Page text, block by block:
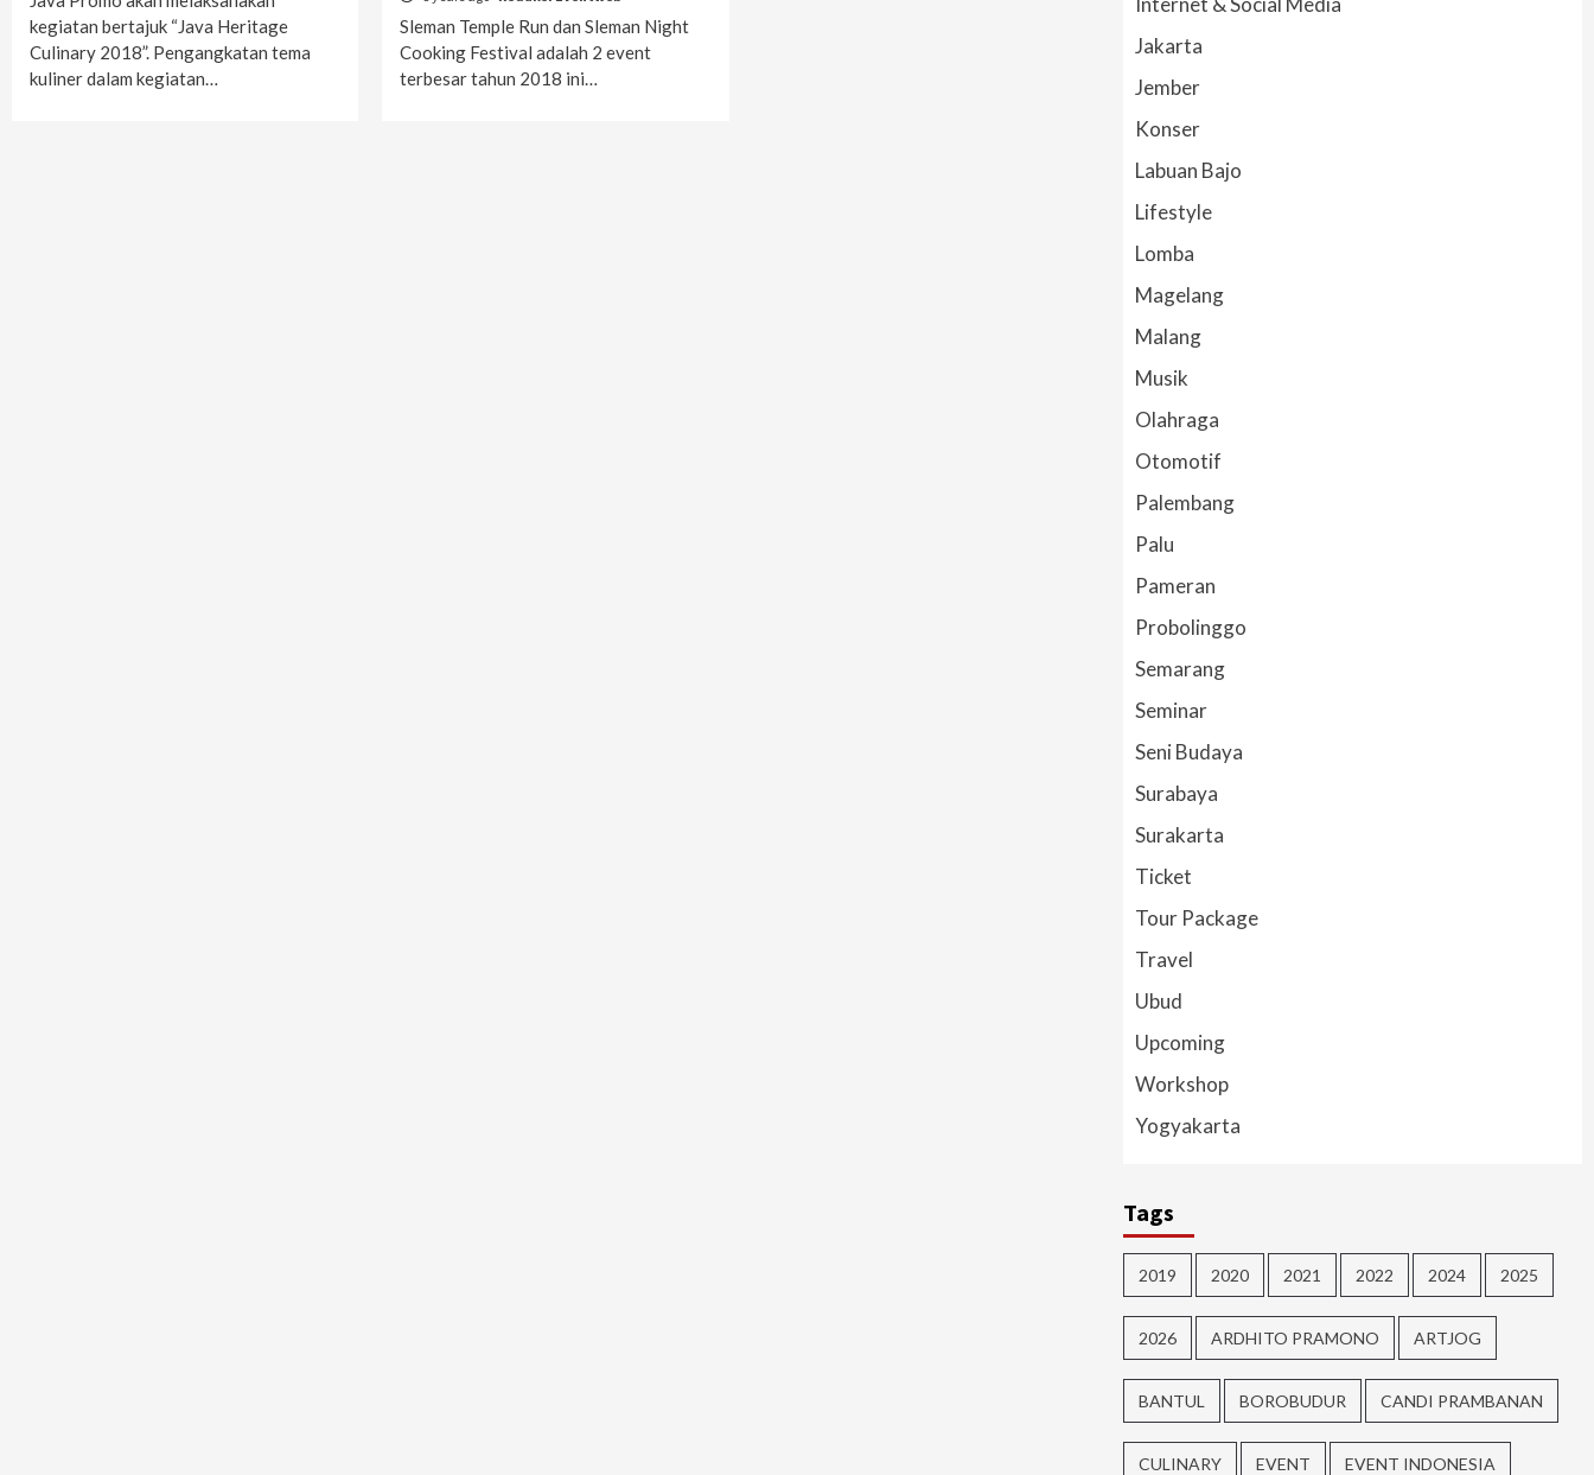
kegiatan bertajuk “Java Heritage
Culinary 2018”. Pengangkatan tema
kuliner dalam kegiatan…
Sleman Temple Run dan Sleman Night
Cooking Festival adalah 2 event
terbesar tahun 2018 ini…
Jakarta
Jember
Konser
Labuan Bajo
Lifestyle
Lomba
Magelang
Malang
Musik
Olahraga
Otomotif
Palembang
Palu
Pameran
Probolinggo
Semarang
Seminar
Seni Budaya
Surabaya
Surakarta
Ticket
Tour Package
Travel
Ubud
Upcoming
Workshop
Yogyakarta
Tags
2019 2020 2021 2022 2024 2025
2026 ARDHITO PRAMONO ARTJOG
BANTUL BOROBUDUR CANDI PRAMBANAN
CULINARY EVENT EVENT INDONESIA